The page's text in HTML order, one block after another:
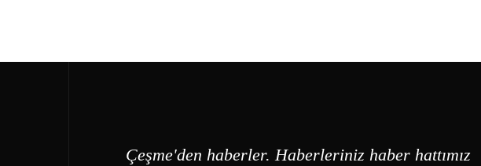
Çeşme'den haberler. Haberleriniz haber hattımız